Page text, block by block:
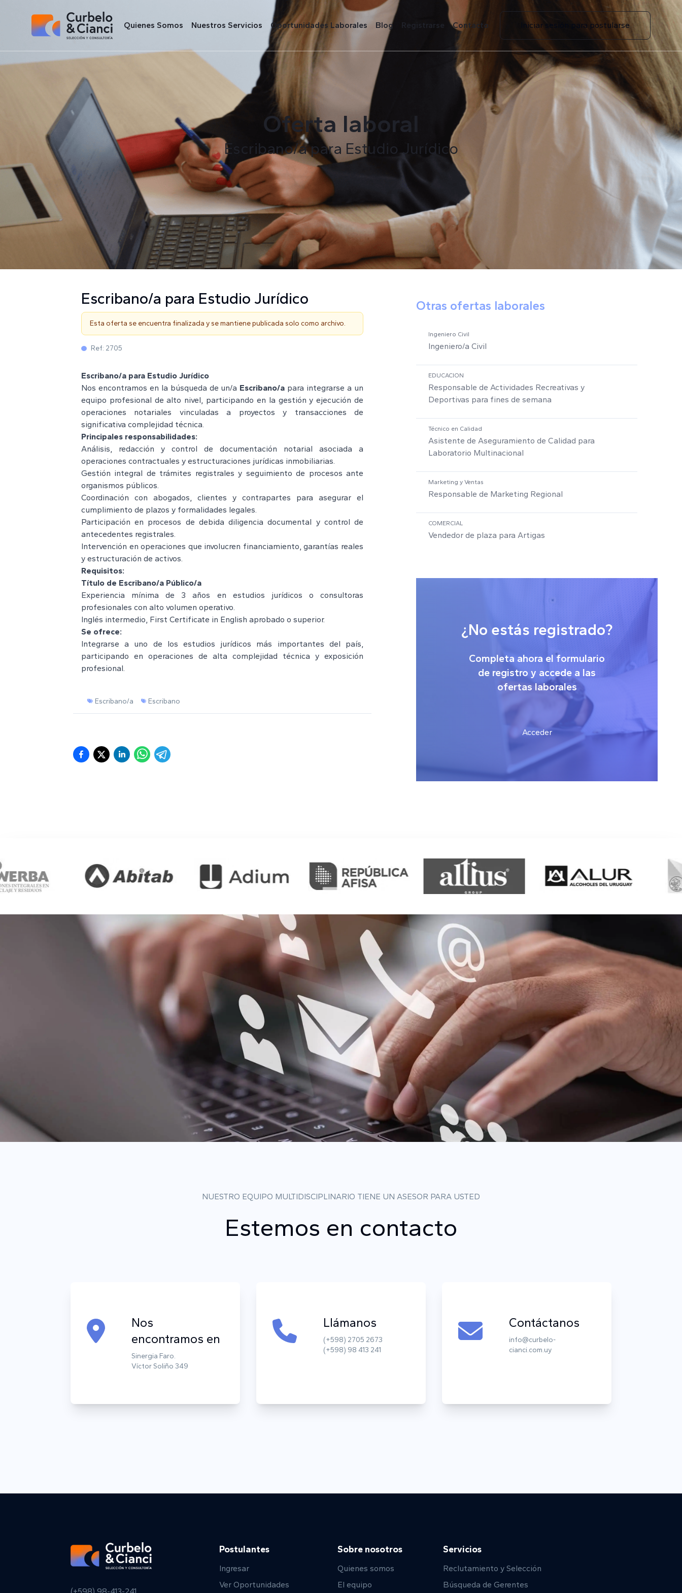
Quienes Somos Nuestros Servicios Oportunidades Laborales Blog Registrarse Contacto Iniciar sesión para postularse
Oferta laboral
Escribano/a para Estudio Jurídico
Escribano/a para Estudio Jurídico
Esta oferta se encuentra finalizada y se mantiene publicada solo como archivo.
Ref: 2705
Escribano/a para Estudio Jurídico
Nos encontramos en la búsqueda de un/a Escribano/a para integrarse a un
equipo profesional de alto nivel, participando en la gestión y ejecución de
operaciones notariales vinculadas a proyectos y transacciones de
significativa complejidad técnica.
Principales responsabilidades:
Análisis, redacción y control de documentación notarial asociada a
operaciones contractuales y estructuraciones jurídicas inmobiliarias.
Gestión integral de trámites registrales y seguimiento de procesos ante
organismos públicos.
Coordinación con abogados, clientes y contrapartes para asegurar el
cumplimiento de plazos y formalidades legales.
Participación en procesos de debida diligencia documental y control de
antecedentes registrales.
Intervención en operaciones que involucren financiamiento, garantías reales
y estructuración de activos.
Requisitos:
Título de Escribano/a Público/a
Experiencia mínima de 3 años en estudios jurídicos o consultoras
profesionales con alto volumen operativo.
Inglés intermedio, First Certificate in English aprobado o superior.
Se ofrece:
Integrarse a uno de los estudios jurídicos más importantes del país,
participando en operaciones de alta complejidad técnica y exposición
profesional.
Escribano/a Escribano
Otras ofertas laborales
Ingeniero Civil
Ingeniero/a Civil
EDUCACION
Responsable de Actividades Recreativas y
Deportivas para fines de semana
Técnico en Calidad
Asistente de Aseguramiento de Calidad para
Laboratorio Multinacional
Marketing y Ventas
Responsable de Marketing Regional
COMERCIAL
Vendedor de plaza para Artigas
¿No estás registrado?
Completa ahora el formulario
de registro y accede a las
ofertas laborales
Acceder
NUESTRO EQUIPO MULTIDISCIPLINARIO TIENE UN ASESOR PARA USTED
Estemos en contacto
Nos
encontramos en
Sinergia Faro.
Víctor Soliño 349
Llámanos
(+598) 2705 2673
(+598) 98 413 241
Contáctanos
info@curbelo-
cianci.com.uy
Postulantes
Ingresar
Ver Oportunidades
Sobre nosotros
Quienes somos
El equipo
Servicios
Reclutamiento y Selección
Búsqueda de Gerentes